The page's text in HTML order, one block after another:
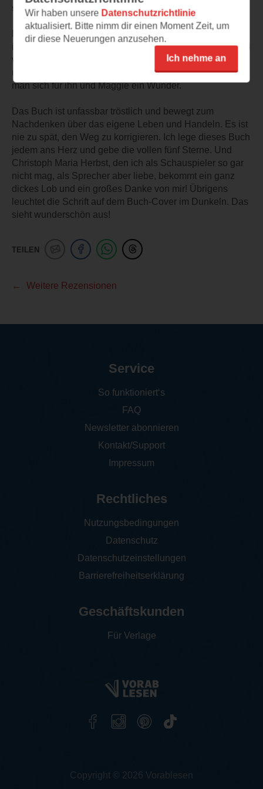
spielt.
Die Reise mit Wilbur durch die Stationen seines Lebens
ist bewegend, auch mal lustig, hin und wieder traurig, und
vor allem sehr aufschlussreich. Wie er erkennt man, wo
und warum er falsch gehandelt hat. Automatisch wünscht
man sich für ihn und Maggie ein Wunder.
Das Buch ist unfassbar tröstlich und bewegt zum
Nachdenken über das eigene Leben und Handeln. Es ist
nie zu spät, den Weg zu korrigieren. Ich lege dieses Buch
jedem ans Herz und gebe die vollen fünf Sterne. Und
Christoph Maria Herbst, den ich als Schauspieler so gar
nicht mag, als Sprecher aber liebe, bekommt ein ganz
dickes Lob und ein großes Danke von mir! Übrigens
leuchtet die Schrift auf dem Buch-Cover im Dunkeln. Das
sieht wunderschön aus!
TEILEN
Weitere Rezensionen
Wir haben unsere Datenschutzrichtlinie
aktualisiert. Bitte nimm dir einen Moment Zeit, um
dir diese Neuerungen anzusehen.
Ich nehme an
Service
So funktioniert‘s
FAQ
Newsletter abonnieren
Kontakt/Support
Impressum
Rechtliches
Nutzungsbedingungen
Datenschutz
Datenschutzeinstellungen
Barrierefreiheitserklärung
Geschäftskunden
Für Verlage
Copyright © 2026 Vorablesen